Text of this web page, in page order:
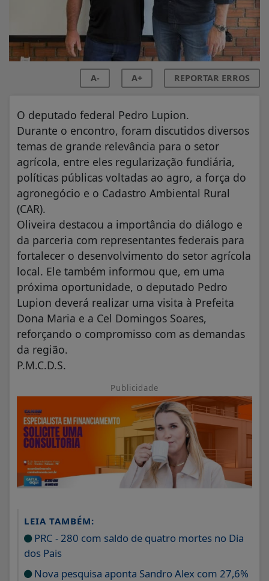
A- A+ REPORTAR ERROS
O deputado federal Pedro Lupion.
Durante o encontro, foram discutidos diversos
temas de grande relevância para o setor
agrícola, entre eles regularização fundiária,
políticas públicas voltadas ao agro, a força do
agronegócio e o Cadastro Ambiental Rural
(CAR).
Oliveira destacou a importância do diálogo e
da parceria com representantes federais para
fortalecer o desenvolvimento do setor agrícola
local. Ele também informou que, em uma
próxima oportunidade, o deputado Pedro
Lupion deverá realizar uma visita à Prefeita
Dona Maria e a Cel Domingos Soares,
reforçando o compromisso com as demandas
da região.
P.M.C.D.S.
Publicidade
LEIA TAMBÉM:
PRC - 280 com saldo de quatro mortes no Dia
dos Pais
Nova pesquisa aponta Sandro Alex com 27,6%